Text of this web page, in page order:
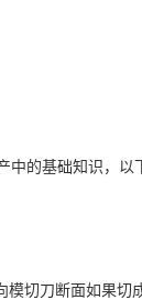
中的基础知识，以
切刀断面如果切